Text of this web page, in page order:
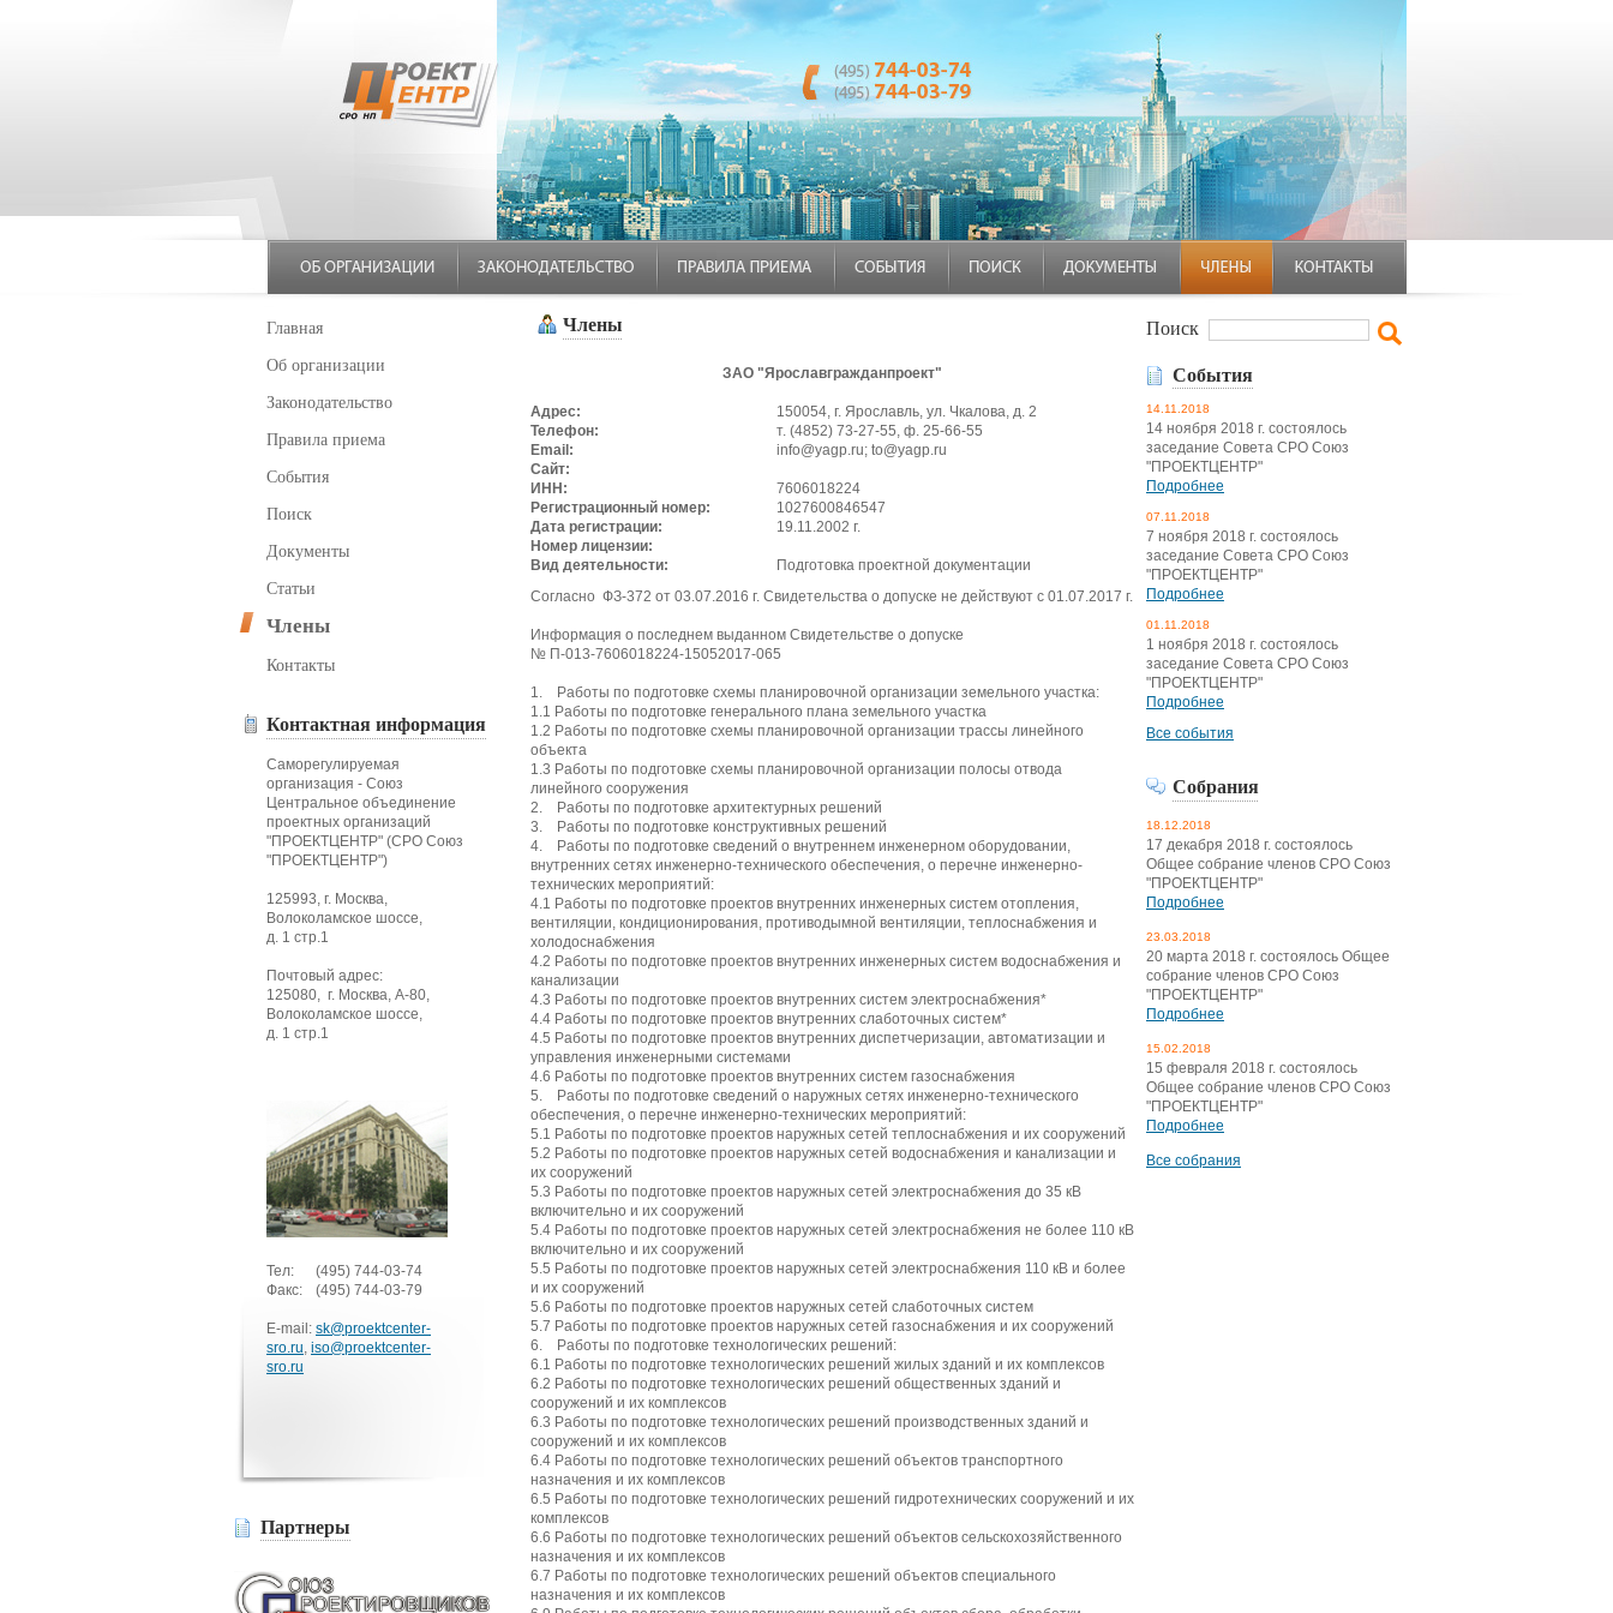
Главная
Об организации
Законодательство
Правила приема
События
Поиск
Документы
Статьи
Члены
Контакты
Контактная информация
Саморегулируемая
организация - Союз
Центральное объединение
проектных организаций
"ПРОЕКТЦЕНТР" (СРО Союз
"ПРОЕКТЦЕНТР")
125993, г. Москва,
Волоколамское шоссе,
д. 1 стр.1
Почтовый адрес:
125080, г. Москва, А-80,
Волоколамское шоссе,
д. 1 стр.1
Тел: (495) 744-03-74
Факс:
(495) 744-03-79
E-mail: sk@proektcenter-
sro.ru, iso@proektcenter-
sro.ru
Партнеры
Члены
ЗАО "Ярославгражданпроект"
Адрес:
150054, г. Ярославль, ул. Чкалова, д. 2
Телефон:
т. (4852) 73-27-55, ф. 25-66-55
Email:
info@yagp.ru; to@yagp.ru
Сайт:
ИНН:
7606018224
Регистрационный номер:
1027600846547
Дата регистрации:
19.11.2002 г.
Номер лицензии:
Вид деятельности:
Подготовка проектной документации
Согласно ФЗ-372 от 03.07.2016 г. Свидетельства о допуске не действуют с 01.07.2017 г.
Информация о последнем выданном Свидетельстве о допуске
№ П-013-7606018224-15052017-065
1. Работы по подготовке схемы планировочной организации земельного участка:
1.1 Работы по подготовке генерального плана земельного участка
1.2 Работы по подготовке схемы планировочной организации трассы линейного
объекта
1.3 Работы по подготовке схемы планировочной организации полосы отвода
линейного сооружения
2. Работы по подготовке архитектурных решений
3. Работы по подготовке конструктивных решений
4. Работы по подготовке сведений о внутреннем инженерном оборудовании,
внутренних сетях инженерно-технического обеспечения, о перечне инженерно-
технических мероприятий:
4.1 Работы по подготовке проектов внутренних инженерных систем отопления,
вентиляции, кондиционирования, противодымной вентиляции, теплоснабжения и
холодоснабжения
4.2 Работы по подготовке проектов внутренних инженерных систем водоснабжения и
канализации
4.3 Работы по подготовке проектов внутренних систем электроснабжения*
4.4 Работы по подготовке проектов внутренних слаботочных систем*
4.5 Работы по подготовке проектов внутренних диспетчеризации, автоматизации и
управления инженерными системами
4.6 Работы по подготовке проектов внутренних систем газоснабжения
5. Работы по подготовке сведений о наружных сетях инженерно-технического
обеспечения, о перечне инженерно-технических мероприятий:
5.1 Работы по подготовке проектов наружных сетей теплоснабжения и их сооружений
5.2 Работы по подготовке проектов наружных сетей водоснабжения и канализации и
их сооружений
5.3 Работы по подготовке проектов наружных сетей электроснабжения до 35 кВ
включительно и их сооружений
5.4 Работы по подготовке проектов наружных сетей электроснабжения не более 110 кВ
включительно и их сооружений
5.5 Работы по подготовке проектов наружных сетей электроснабжения 110 кВ и более
и их сооружений
5.6 Работы по подготовке проектов наружных сетей слаботочных систем
5.7 Работы по подготовке проектов наружных сетей газоснабжения и их сооружений
6. Работы по подготовке технологических решений:
6.1 Работы по подготовке технологических решений жилых зданий и их комплексов
6.2 Работы по подготовке технологических решений общественных зданий и
сооружений и их комплексов
6.3 Работы по подготовке технологических решений производственных зданий и
сооружений и их комплексов
6.4 Работы по подготовке технологических решений объектов транспортного
назначения и их комплексов
6.5 Работы по подготовке технологических решений гидротехнических сооружений и их
комплексов
6.6 Работы по подготовке технологических решений объектов сельскохозяйственного
назначения и их комплексов
6.7 Работы по подготовке технологических решений объектов специального
назначения и их комплексов
Поиск
События
14.11.2018
14 ноября 2018 г. состоялось
заседание Совета СРО Союз
"ПРОЕКТЦЕНТР"
Подробнее
07.11.2018
7 ноября 2018 г. состоялось
заседание Совета СРО Союз
"ПРОЕКТЦЕНТР"
Подробнее
01.11.2018
1 ноября 2018 г. состоялось
заседание Совета СРО Союз
"ПРОЕКТЦЕНТР"
Подробнее
Все события
Собрания
18.12.2018
17 декабря 2018 г. состоялось
Общее собрание членов СРО Союз
"ПРОЕКТЦЕНТР"
Подробнее
23.03.2018
20 марта 2018 г. состоялось Общее
собрание членов СРО Союз
"ПРОЕКТЦЕНТР"
Подробнее
15.02.2018
15 февраля 2018 г. состоялось
Общее собрание членов СРО Союз
"ПРОЕКТЦЕНТР"
Подробнее
Все собрания